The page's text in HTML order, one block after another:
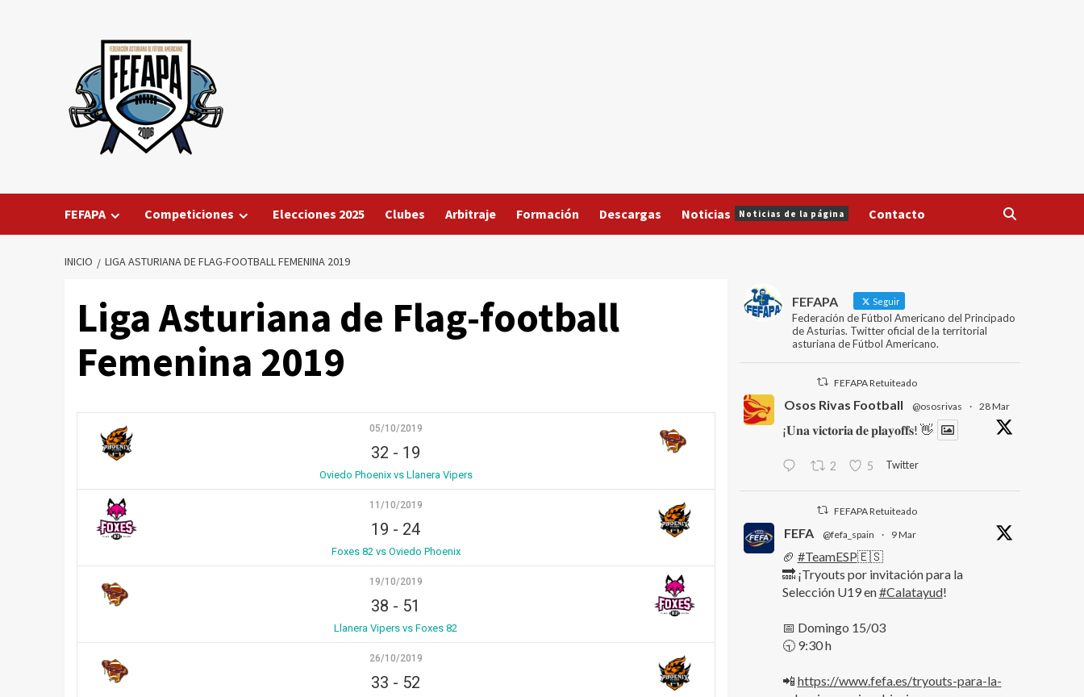
FEFAPA Competiciones Elecciones 2025 Clubes Arbitraje Formación Descargas Noticias Noticias de la página Contacto
INICIO LIGA ASTURIANA DE FLAG-FOOTBALL FEMENINA 2019
Liga Asturiana de Flag-football
Femenina 2019
05/10/2019
32 - 19
Oviedo Phoenix vs Llanera Vipers
11/10/2019
19 - 24
Foxes 82 vs Oviedo Phoenix
19/10/2019
38 - 51
Llanera Vipers vs Foxes 82
26/10/2019
33 - 52
FEFAPA Seguir
Federación de Fútbol Americano del Principado
de Asturias. Twitter oficial de la territorial
asturiana de Fútbol Americano.
FEFAPA Retuiteado
Osos Rivas Football @ososrivas · 28 Mar
¡𝐔𝐧𝐚 𝐯𝐢𝐜𝐭𝐨𝐫𝐢𝐚 𝐝𝐞 𝐩𝐥𝐚𝐲𝐨𝐟𝐟𝐬! 👋
2 5 Twitter
FEFAPA Retuiteado
FEFA @fefa_spain · 9 Mar
🏈 #TeamESP🇪🇸
🔜 ¡Tryouts por invitación para la
Selección U19 en#Calatayud!
📅 Domingo 15/03
🕤 9:30 h
📲 https://www.fefa.es/tryouts-para-la-